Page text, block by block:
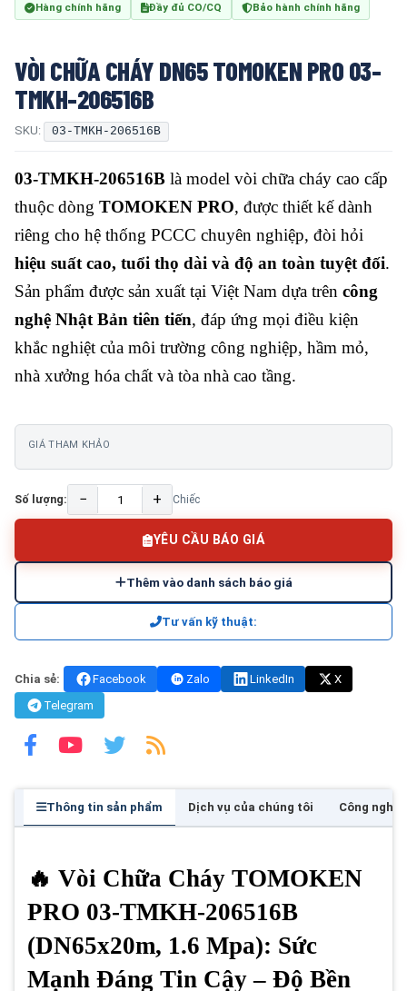
Hàng chính hãng Đầy đủ CO/CQ Bảo hành chính hãng
VÒI CHỮA CHÁY DN65 TOMOKEN PRO 03-
TMKH-206516B
SKU: 03-TMKH-206516B
03-TMKH-206516B là model vòi chữa cháy cao cấp
thuộc dòng TOMOKEN PRO, được thiết kế dành
riêng cho hệ thống PCCC chuyên nghiệp, đòi hỏi
hiệu suất cao, tuổi thọ dài và độ an toàn tuyệt đối.
Sản phẩm được sản xuất tại Việt Nam dựa trên công
nghệ Nhật Bản tiên tiến, đáp ứng mọi điều kiện
khắc nghiệt của môi trường công nghiệp, hầm mỏ,
nhà xưởng hóa chất và tòa nhà cao tầng.
GIÁ THAM KHẢO
Số lượng: − + Chiếc
YÊU CẦU BÁO GIÁ
Thêm vào danh sách báo giá
Tư vấn kỹ thuật:
Chia sẻ: Facebook Zalo LinkedIn
X
Telegram
Thông tin sản phẩm Dịch vụ của chúng tôi Công nghệ
🔥 Vòi Chữa Cháy TOMOKEN
PRO 03-TMKH-206516B
(DN65x20m, 1.6 Mpa): Sức
Mạnh Đáng Tin Cậy – Độ Bền